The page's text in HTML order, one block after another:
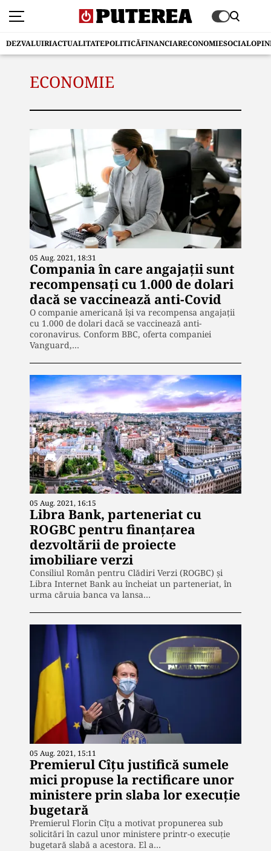
DEZVALUIRIACTUALITATEPOLITICĂFINANCIARECONOMIESOCIAL
ECONOMIE
05 Aug. 2021, 18:31
Compania în care angajații sunt
recompensați cu 1.000 de dolari
dacă se vaccinează anti-Covid
O companie americană își va recompensa angajații
cu 1.000 de dolari dacă se vaccinează anti-
coronavirus. Conform BBC, oferta companiei
Vanguard,…
05 Aug. 2021, 16:15
Libra Bank, parteneriat cu
ROGBC pentru finanțarea
dezvoltării de proiecte
imobiliare verzi
Consiliul Român pentru Clădiri Verzi (ROGBC) și
Libra Internet Bank au încheiat un parteneriat, în
urma căruia banca va lansa…
05 Aug. 2021, 15:11
Premierul Cîțu justifică sumele
mici propuse la rectificare unor
ministere prin slaba lor execuție
bugetară
Premierul Florin Cîţu a motivat propunerea sub
solicitări în cazul unor ministere printr-o execuție
bugetară slabă a acestora. El a…